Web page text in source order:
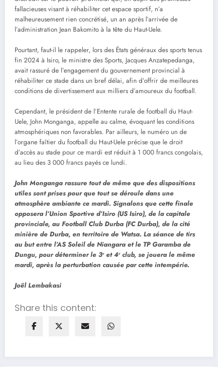
fallacieuses visant à réhabiliter cet espace sportif, n’a
malheureusement rien concrétisé, un an après l’arrivée de
l’administration Jean Bakomito à la tête du Haut-Uele.
Pourtant, faut-il le rappeler, lors des États généraux des sports tenus
fin 2024 à Isiro, le ministre des Sports, Jacques Anzatepedanga,
avait rassuré de l’engagement du gouvernement provincial à
réhabiliter ce stade dans un bref délai, afin d’offrir de meilleures
conditions de divertissement aux milliers d’amoureux du football.
Cependant, le président de l’Entente rurale de football du Haut-
Uele, John Monganga, appelle au calme, évoquant les conditions
atmosphériques non favorables. Par ailleurs, le numéro un de
l’organe faîtier du football du Haut-Uele précise que le droit
d’accès au stade pour ce mardi est réduit à 1 000 francs congolais,
au lieu des 3 000 francs payés ce lundi.
John Monganga rassure tout de même que des dispositions
utiles sont prises pour que tout se déroule dans une
atmosphère ambiante ce mardi. Signalons que cette finale
opposera l’Union Sportive d’Isiro (US Isiro), de la capitale
provinciale, au Football Club Durba (FC Durba), de la cité
minière de Durba, en territoire de Watsa. La séance de tirs
au but entre l’AS Soleil de Niangara et le TP Garamba de
Dungu, pour déterminer le 3ᵉ et 4ᵉ club, se jouera le même
mardi, après la perturbation causée par cette intempérie.
Joël Lembakasi
Share this content: